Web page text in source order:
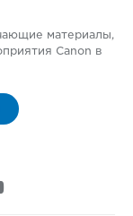
материалы,
Canon в